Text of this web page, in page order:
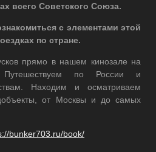
всего Советского Союза.
с элементами этой
по стране.
прямо в нашем кинозале на
по России и
Находим и осматриваем
от Москвы и до самых
bunker703.ru/book/